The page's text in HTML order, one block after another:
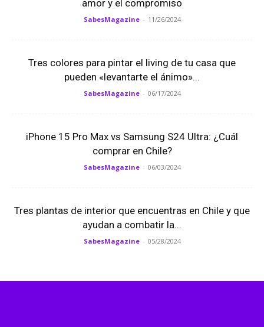
amor y el compromiso
SabesMagazine - 11/26/2024
Tres colores para pintar el living de tu casa que
pueden «levantarte el ánimo»...
SabesMagazine - 06/17/2024
iPhone 15 Pro Max vs Samsung S24 Ultra: ¿Cuál
comprar en Chile?
SabesMagazine - 06/03/2024
Tres plantas de interior que encuentras en Chile y que
ayudan a combatir la...
SabesMagazine - 05/28/2024